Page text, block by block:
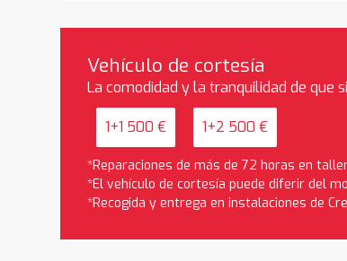
Vehículo de cortesía
La comodidad y la tranquilidad de que
1+1 500 € 1+2 500 €
*Reparaciones de más de 72 horas en
*El vehículo de cortesía puede diferir del
*Recogida y entrega en instalaciones de